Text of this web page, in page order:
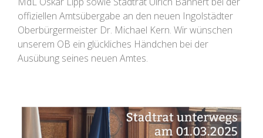
offiziellen Amtsübergabe an den neuen Ingolstädter
Oberbürgermeister Dr. Michael Kern. Wir wünschen
unserem OB ein glückliches Händchen bei der
Ausübung seines neuen Amtes.